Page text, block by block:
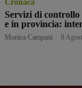
Cronaca
Servizi di
e in provincia:
Monica Campani 8